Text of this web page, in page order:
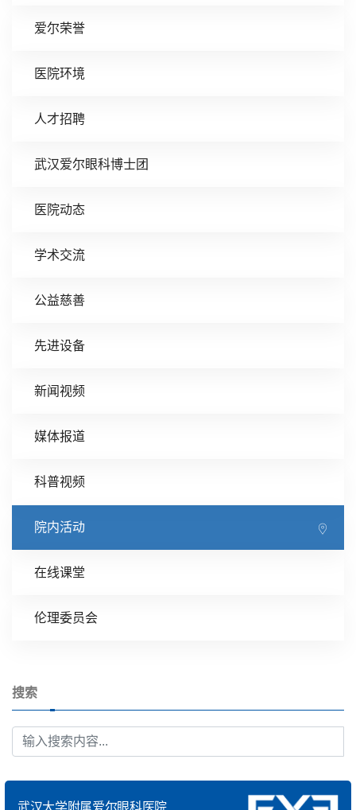
爱尔荣誉
医院环境
人才招聘
武汉爱尔眼科博士团
医院动态
学术交流
公益慈善
先进设备
新闻视频
媒体报道
科普视频
院内活动
在线课堂
伦理委员会
搜索